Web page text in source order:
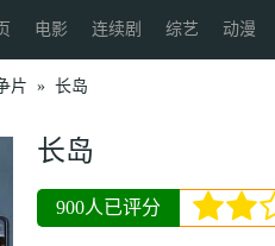
电影 连续剧 综艺 动漫
片 » 长岛
长岛
900人已评分